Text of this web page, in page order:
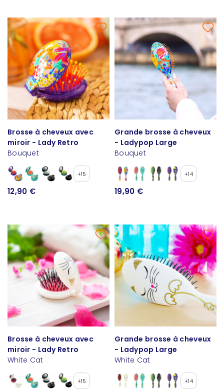
Brosse à cheveux avec
miroir - Lady Retro
Bouquet
+15
12,90 €
Grande brosse à cheveux
- Ladypop Large
Bouquet
+14
19,90 €
Brosse à cheveux avec
miroir - Lady Retro
White Cat
+15
Grande brosse à cheveux
- Ladypop Large
White Cat
+14